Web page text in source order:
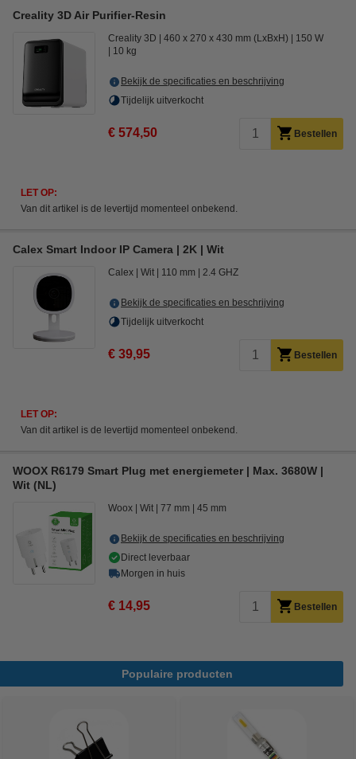
Creality 3D Air Purifier-Resin
Creality 3D 460 x 270 x 430 mm (LxBxH)
150 W
10 kg
Bekijk de specificaties en beschrijving
Tijdelijk uitverkocht
€ 574,50 Bestellen
LET OP:
Van dit artikel is de levertijd momenteel onbekend.
Calex Smart Indoor IP Camera | 2K | Wit
Calex Wit 110 mm 2.4 GHZ
Bekijk de specificaties en beschrijving
Tijdelijk uitverkocht
€ 39,95 Bestellen
LET OP:
Van dit artikel is de levertijd momenteel onbekend.
WOOX R6179 Smart Plug met energiemeter | Max. 3680W |
Wit (NL)
Woox Wit 77 mm 45 mm
Bekijk de specificaties en beschrijving
Direct leverbaar
Morgen in huis
€ 14,95 Bestellen
Populaire producten